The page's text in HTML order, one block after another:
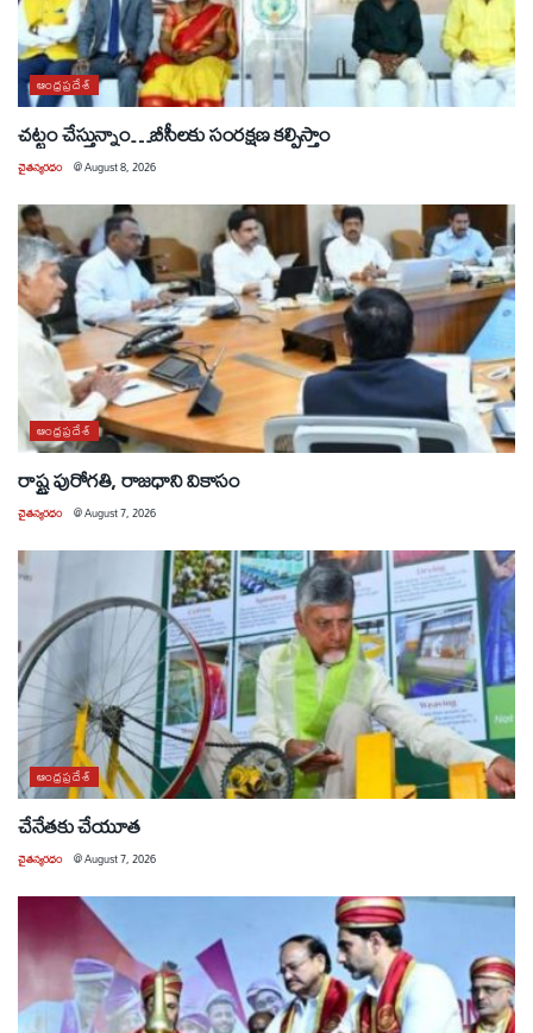
ఆంధ్రప్రదేశ్
చట్టం చేస్తున్నాం…బీసీలకు సంరక్షణ కల్పిస్తాం
చైతన్యరధం @August 8, 2026
ఆంధ్రప్రదేశ్
రాష్ట్ర పురోగతి, రాజధాని వికాసం
చైతన్యరధం @August 7, 2026
ఆంధ్రప్రదేశ్
చేనేతకు చేయూత
చైతన్యరధం @August 7, 2026